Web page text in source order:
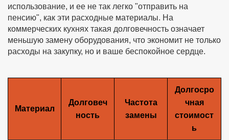
использование, и ее не так легко "отправить на
пенсию", как эти расходные материалы. На
коммерческих кухнях такая долговечность означает
меньшую замену оборудования, что экономит не только
расходы на закупку, но и ваше беспокойное сердце.
Материал
Долговеч
ность
Частота
замены
Долгосро
чная
стоимост
ь